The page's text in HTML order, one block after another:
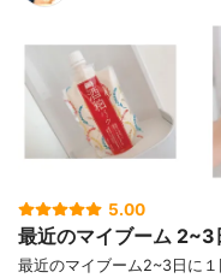
5.00
最近のマイブーム 2~3
最近のマイブーム2~3日に